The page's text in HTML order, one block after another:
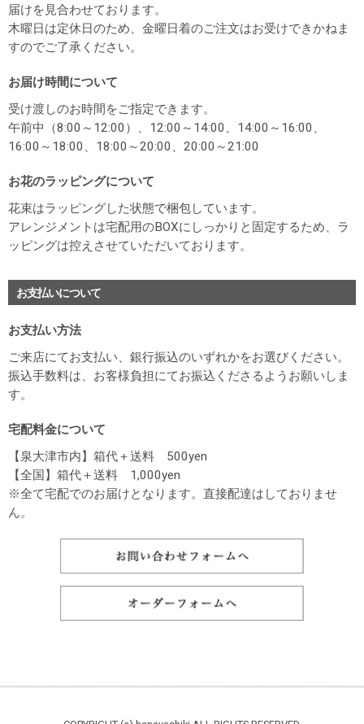
届けを見合わせております。
木曜日は定休日のため、金曜日着のご注文はお受けできかねま
すのでご了承ください。
お届け時間について
受け渡しのお時間をご指定できます。
午前中（8:00～12:00）、12:00～14:00、14:00～16:00、
16:00～18:00、18:00～20:00、20:00～21:00
お花のラッピングについて
花束はラッピングした状態で梱包しています。
アレンジメントは宅配用のBOXにしっかりと固定するため、ラ
ッピングは控えさせていただいております。
お支払いについて
お支払い方法
ご来店にてお支払い、銀行振込のいずれかをお選びください。
振込手数料は、お客様負担にてお振込くださるようお願いしま
す。
宅配料金について
【泉大津市内】箱代＋送料 500yen
【全国】箱代＋送料 1,000yen
※全て宅配でのお届けとなります。直接配達はしておりませ
ん。